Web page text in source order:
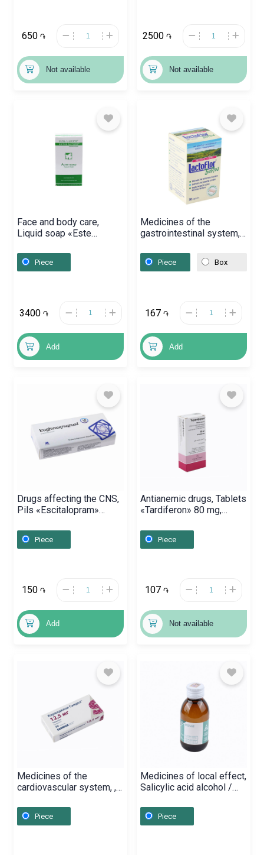
650 ֏
Not available
2500 ֏
Not available
Face and body care,
Liquid soap «Este
ml, Հայաստան
Piece
3400 ֏
Add
Medicines of the
gastrointestinal system,
Բուլղարիա
Piece Box
167 ֏
Add
Drugs affecting the CNS,
Pils «Escitalopram»
Piece
150 ֏
Add
Antianemic drugs, Tablets
«Tardiferon» 80 mg,
Piece
107 ֏
Not available
Medicines of the
cardiovascular system, ,
Piece
Medicines of local effect,
Salicylic acid alcohol /
Հայաստան
Piece